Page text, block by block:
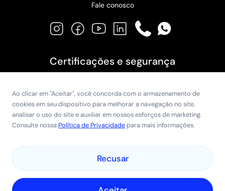
Fale conosco
InstagramFacebookYouTubeLinkedInPhoneWhatsApp
Certificações e segurança
© 2026 Globomed Comercial Ltda. CNPJ: 00.637.825/0001-11.
Todos os direitos reservados.
Ao clicar em "Aceitar", você concorda com o armazenamento de
cookies em seu dispositivo para melhorar a navegação no site,
analisar o uso do site e auxiliar em nossos esforços de marketing.
Consulte nossa Política de Privacidade para mais informações.
Recusar